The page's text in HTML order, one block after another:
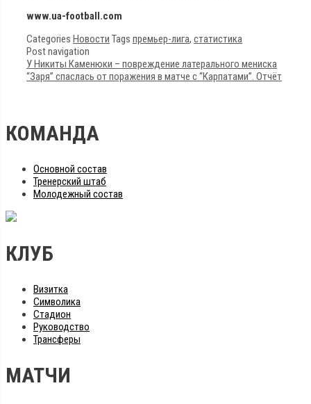
www.ua-football.com
Categories Новости Tags премьер-лига, статистика
Post navigation
У Никиты Каменюки – повреждение латерального мениска
“Заря” спаслась от поражения в матче с “Карпатами”. Отчёт
КОМАНДА
Основной состав
Тренерский штаб
Молодежный состав
КЛУБ
Визитка
Символика
Стадион
Руководство
Трансферы
МАТЧИ